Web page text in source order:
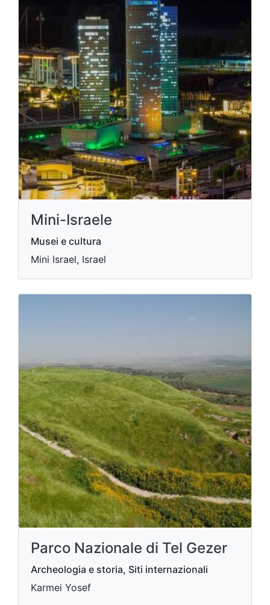
Mini-Israele
Musei e cultura
Mini Israel, Israel
Parco Nazionale di Tel Gezer
Archeologia e storia, Siti internazionali
Karmei Yosef